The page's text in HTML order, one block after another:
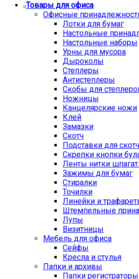
Товары для офиса
Офисные
Лотки для бумаг
Настольные
Настольные наборы
Урны для мусора
Дыроколы
Степлеры
Антистеплеры
Скобы для
Ножницы
Канцелярские ножи
Клей
Замазки
Скотч
Подставки для
Скрепки кнопки
Ленты нитки
Зажимы для бумаг
Стиралки
Точилки
Линейки и
Штемпельные
Лупы
Визитницы
Мебель для офиса
Сейфы
Кресла и стулья
Папки и архивы
Папки регистраторы